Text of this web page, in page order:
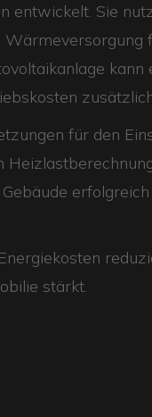
entwickelt. Sie
für den
stärkt.